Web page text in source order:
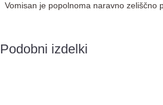
Vomisan je popolnoma naravno zeliščno
Podobni izdelki